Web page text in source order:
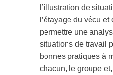
l’illustration de
l’étayage du vécu
permettre une
situations de travail
bonnes pratiques à
chacun, le groupe